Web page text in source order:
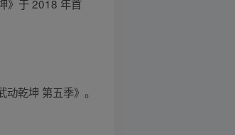
》于 2018 年首
乾坤 第五季》。